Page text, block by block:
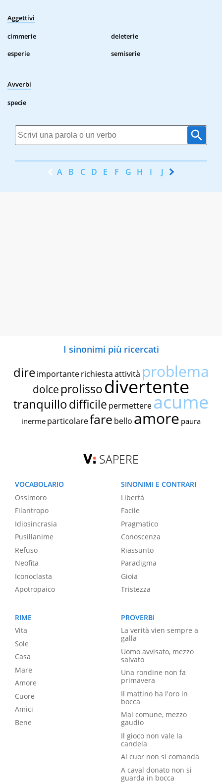
Aggettivi
cimmerie
deleterie
esperie
semiserie
Avverbi
specie
A B C D E F G H I J K
I sinonimi più ricercati
dire importante richiestaattività problema
dolce prolissodivertente
tranquillodifficile permettereacume
inerme particolarefare bello amore paura
SAPERE
VOCABOLARIO
Ossimoro
Filantropo
Idiosincrasia
Pusillanime
Refuso
Neofita
Iconoclasta
Apotropaico
SINONIMI E CONTRARI
Libertà
Facile
Pragmatico
Conoscenza
Riassunto
Paradigma
Gioia
Tristezza
RIME
Vita
Sole
Casa
Mare
Amore
Cuore
Amici
Bene
PROVERBI
La verità vien sempre a
galla
Uomo avvisato, mezzo
salvato
Una rondine non fa
primavera
Il mattino ha l'oro in
bocca
Mal comune, mezzo
gaudio
Il gioco non vale la
candela
Al cuor non si comanda
A caval donato non si
guarda in bocca